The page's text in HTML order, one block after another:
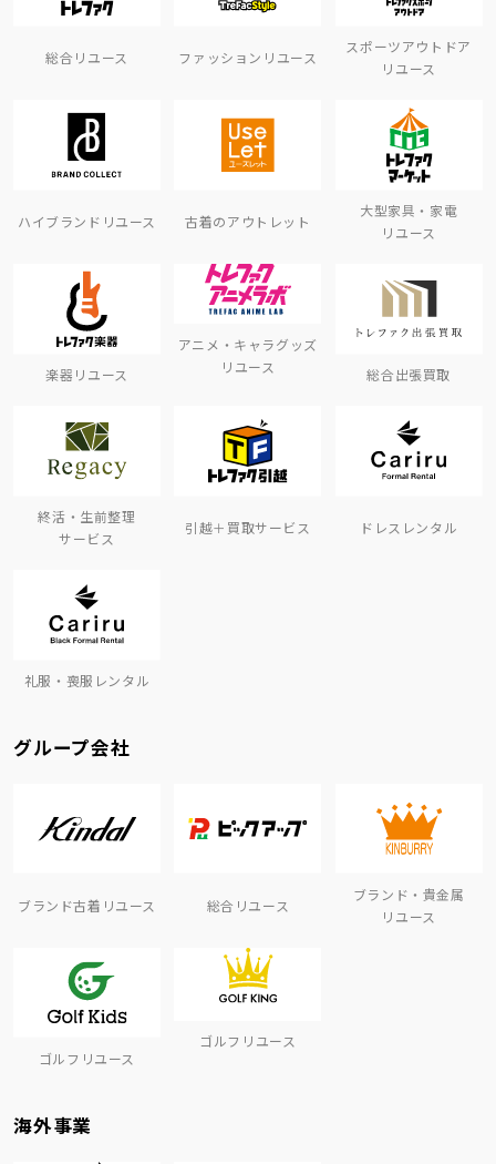
総合リユース ファッションリユース
スポーツアウトドア
リユース
ハイブランドリユース 古着のアウトレット
大型家具・家電
リユース
楽器リユース
アニメ・キャラグッズ
リユース
総合出張買取
終活・生前整理
サービス
引越＋買取サービス ドレスレンタル
礼服・喪服レンタル
グループ会社
ブランド古着リユース 総合リユース
ブランド・貴金属
リユース
ゴルフリユース
ゴルフリユース
海外事業